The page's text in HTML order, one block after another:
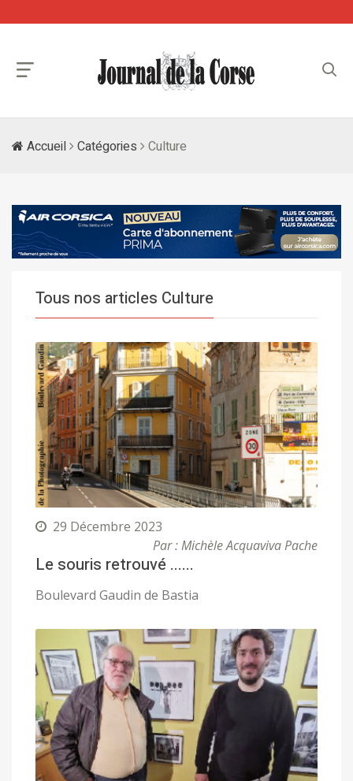
Accueil Catégories Culture
Tous nos articles Culture
29 Décembre 2023
Par : Michèle Acquaviva Pache
Le souris retrouvé ......
Boulevard Gaudin de Bastia